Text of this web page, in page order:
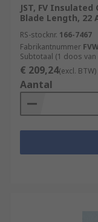
JST, FV
Blade Length, 22
RS-stocknr. 166-7467
Fabrikantnummer
Subtotaal (1 doos
€ 209,24(excl. BTW)
Aantal